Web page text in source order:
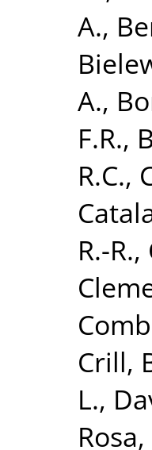
A.,
A.,
F.R.,
R.C.,
R.-R.,
Crill,
L.,